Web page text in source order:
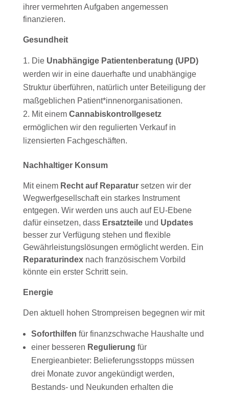
ihrer vermehrten Aufgaben angemessen
finanzieren.
Gesundheit
Die Unabhängige Patientenberatung (UPD)
werden wir in eine dauerhafte und unabhängige
Struktur überführen, natürlich unter Beteiligung der
maßgeblichen Patient*innenorganisationen.
Mit einem Cannabiskontrollgesetz
ermöglichen wir den regulierten Verkauf in
lizensierten Fachgeschäften.
Nachhaltiger Konsum
Mit einem Recht auf Reparatursetzen wir der
Wegwerfgesellschaft ein starkes Instrument
entgegen. Wir werden uns auch auf EU-Ebene
dafür einsetzen, dass Ersatzteile und Updates
besser zur Verfügung stehen und flexible
Gewährleistungslösungen ermöglicht werden. Ein
Reparaturindex nach französischem Vorbild
könnte ein erster Schritt sein.
Energie
Den aktuell hohen Strompreisen begegnen wir mit
Soforthilfen für finanzschwache Haushalte und
einer besseren Regulierung für
Energieanbieter: Belieferungsstopps müssen
drei Monate zuvor angekündigt werden,
Bestands- und Neukunden erhalten die